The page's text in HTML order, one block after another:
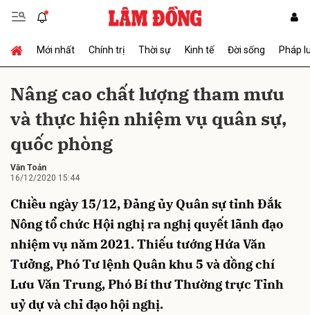
Mới nhất Chính trị Thời sự Kinh tế Đời sống Pháp
Nâng cao chất lượng tham mưu
và thực hiện nhiệm vụ quân sự,
quốc phòng
Văn Toản
16/12/2020 15:44
Chiều ngày 15/12, Đảng ủy Quân sự tỉnh Đắk
Nông tổ chức Hội nghị ra nghị quyết lãnh đạo
nhiệm vụ năm 2021. Thiếu tướng Hứa Văn
Tưởng, Phó Tư lệnh Quân khu 5 và đồng chí
Lưu Văn Trung, Phó Bí thư Thường trực Tỉnh
uỷ dự và chỉ đạo hội nghị.
Gửi bình luận
Hủy Gửi